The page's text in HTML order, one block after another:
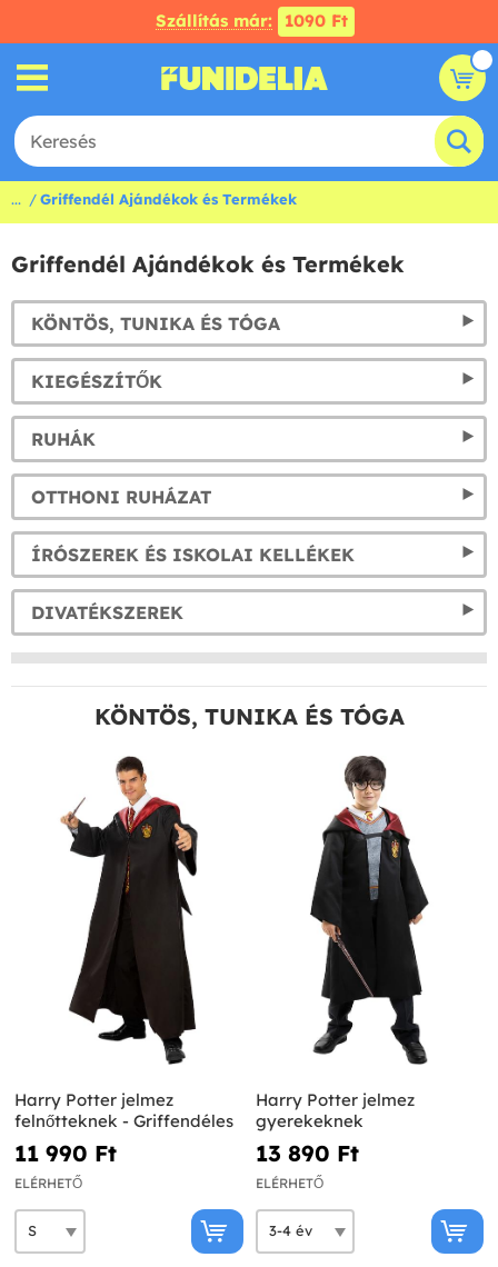
Szállítás már: 1090 Ft
... Griffendél Ajándékok és Termékek
Griffendél Ajándékok és Termékek
KÖNTÖS, TUNIKA ÉS TÓGA
KIEGÉSZÍTŐK
RUHÁK
OTTHONI RUHÁZAT
ÍRÓSZEREK ÉS ISKOLAI KELLÉKEK
DIVATÉKSZEREK
KÖNTÖS, TUNIKA ÉS TÓGA
Harry Potter jelmez
felnőtteknek - Griffendéles
11 990 Ft‎
ELÉRHETŐ
Harry Potter jelmez
gyerekeknek
13 890 Ft‎
ELÉRHETŐ